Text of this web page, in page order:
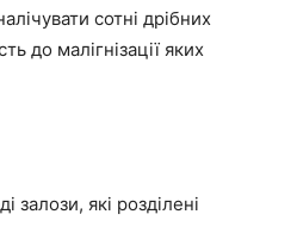
сотні дрібних
до малігнізації яких
залози, які розділені